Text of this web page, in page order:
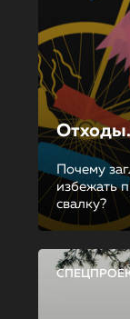
Почему
избежать
свалку?